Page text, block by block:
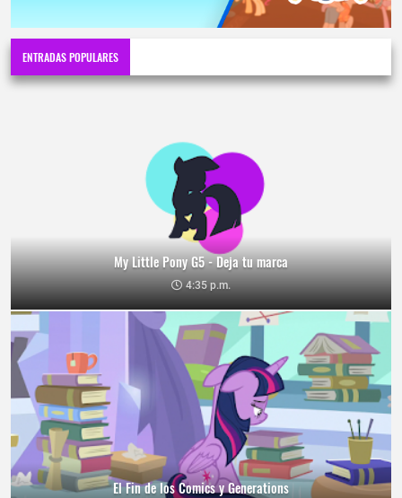
ENTRADAS POPULARES
My Little Pony G5 - Deja tu marca
4:35 p.m.
El Fin de los Comics y Generations